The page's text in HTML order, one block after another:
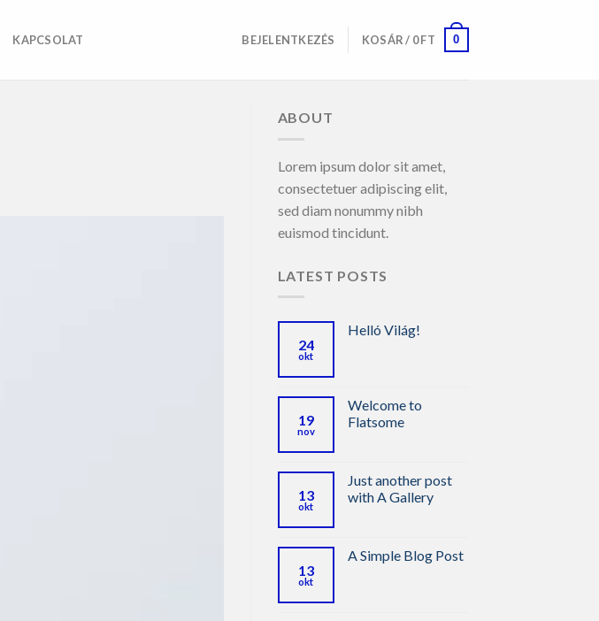
KAPCSOLAT BEJELENTKEZÉS KOSÁR / 0FT 0
ABOUT
Lorem ipsum dolor sit amet,
consectetuer adipiscing elit,
sed diam nonummy nibh
euismod tincidunt.
LATEST POSTS
24
okt
Helló Világ!
19
nov
Welcome to
Flatsome
13
okt
Just another post
with A Gallery
13
okt
A Simple Blog Post